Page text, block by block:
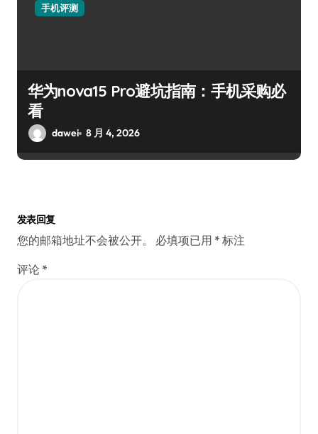
手机评测
华为nova15 Pro避坑指南：手机采购必
看
dawei 8 月 4, 2026
发表回复
您的邮箱地址不会被公开。 必填项已用 * 标注
评论 *